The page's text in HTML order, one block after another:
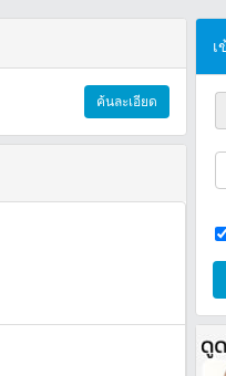
ค้นละเอียด
เ